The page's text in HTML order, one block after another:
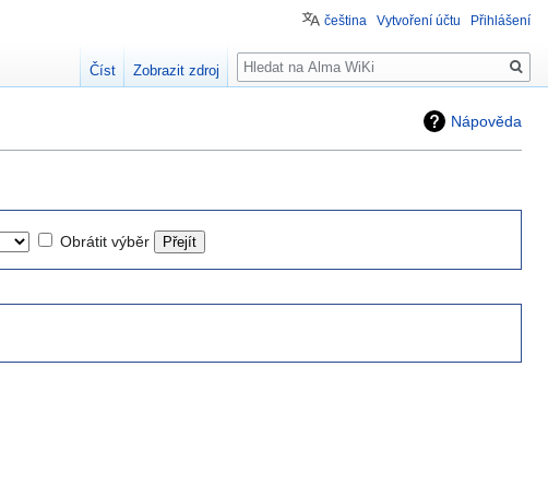
Nápověda
Obrátit výběr
čeština Vytvoření účtu Přihlášení
Číst Zobrazit zdroj
Hledat